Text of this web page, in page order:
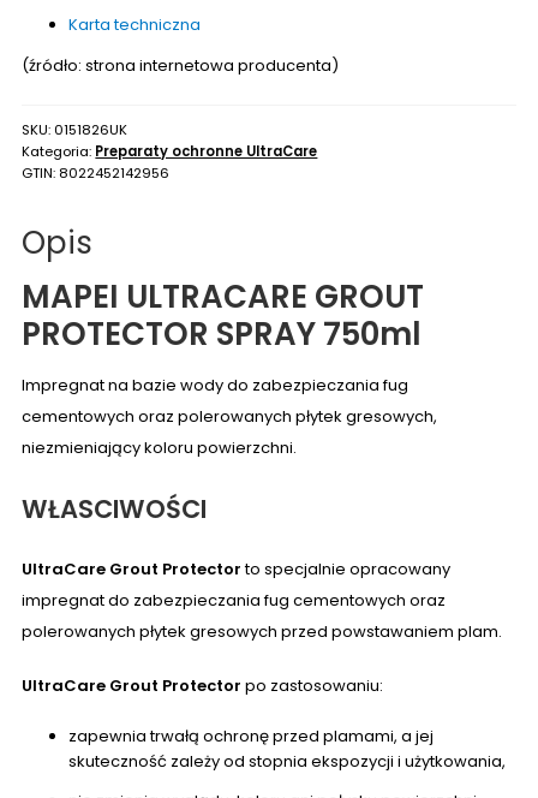
SPRAY
750ml
Karta techniczna
(źródło: strona internetowa producenta)
SKU: 0151826UK
Kategoria: Preparaty ochronne UltraCare
GTIN: 8022452142956
Opis
MAPEI ULTRACARE GROUT
PROTECTOR SPRAY 750ml
Impregnat na bazie wody do zabezpieczania fug
cementowych oraz polerowanych płytek gresowych,
niezmieniający koloru powierzchni.
WŁASCIWOŚCI
UltraCare Grout Protectorto specjalnie opracowany
impregnat do zabezpieczania fug cementowych oraz
polerowanych płytek gresowych przed powstawaniem plam.
UltraCare Grout Protector po zastosowaniu:
zapewnia trwałą ochronę przed plamami, a jej
skuteczność zależy od stopnia ekspozycji i użytkowania,